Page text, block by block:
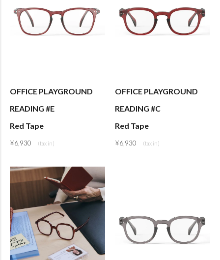
OFFICE PLAYGROUND
READING #E
Red Tape
¥6,930
OFFICE PLAYGROUND
READING #C
Red Tape
¥6,930